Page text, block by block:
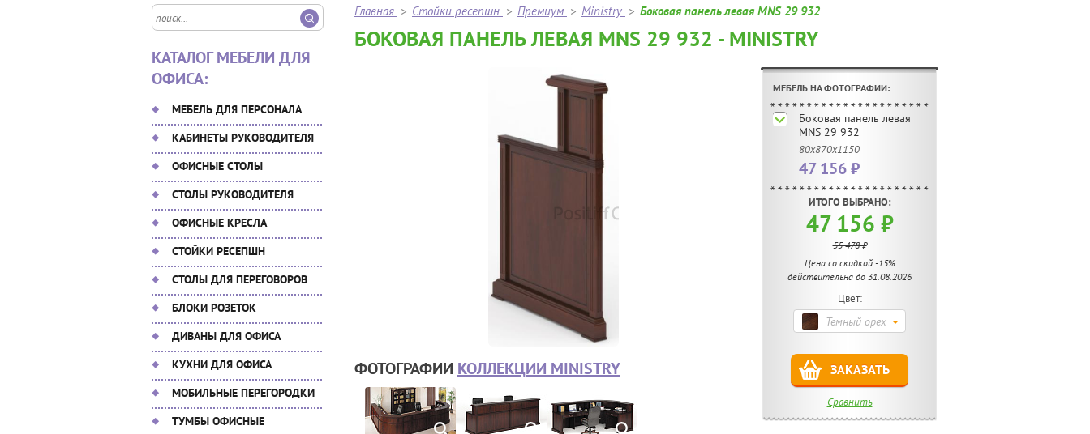
КАТАЛОГ МЕБЕЛИ ДЛЯ
ОФИСА:
МЕБЕЛЬ ДЛЯ ПЕРСОНАЛА
КАБИНЕТЫ РУКОВОДИТЕЛЯ
ОФИСНЫЕ СТОЛЫ
СТОЛЫ РУКОВОДИТЕЛЯ
ОФИСНЫЕ КРЕСЛА
СТОЙКИ РЕСЕПШН
СТОЛЫ ДЛЯ ПЕРЕГОВОРОВ
БЛОКИ РОЗЕТОК
ДИВАНЫ ДЛЯ ОФИСА
КУХНИ ДЛЯ ОФИСА
МОБИЛЬНЫЕ ПЕРЕГОРОДКИ
ТУМБЫ ОФИСНЫЕ
Главная > Стойки ресепшн > Премиум > Ministry > Боковая панель левая MNS 29 932
БОКОВАЯ ПАНЕЛЬ ЛЕВАЯ MNS 29 932 - MINISTRY
ФОТОГРАФИИ КОЛЛЕКЦИИ MINISTRY
МЕБЕЛЬ НА ФОТОГРАФИИ:
Боковая панель левая
MNS 29 932
80x870x1150
47 156 ₽
ИТОГО ВЫБРАНО:
47 156 ₽
55 478 ₽
Цена со скидкой -15%
действительна до 31.08.2026
Цвет:
Темный орех
ЗАКАЗАТЬ
Сравнить